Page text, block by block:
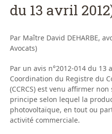
du 13 avril
Par Maître David DEHARBE,
Avocats)
Par un avis n°2012-014 du 13
Coordination du Registre du
(CCRCS) est venu affirmer
principe selon lequel la
photovoltaïque, en tout ou
activité commerciale.